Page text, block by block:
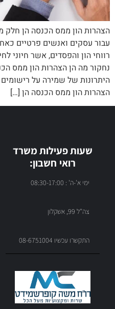
הצהרות הון ממס הכנסה הן חלק
עבור עסקים ואנשים פרטיים
רווחי הון והפסדים, אשר חיוני
נחקור מה הן הצהרות הון ממס
היתרונות של שמירה על
הצהרות הון ממס הכנסה הן […]
שעות פעילות משרד
רואי חשבון:
ימי א'-ה' : 08:30-17:00
צה"ל 99, אשקלון
התקשרו עכשיו 08-6751004